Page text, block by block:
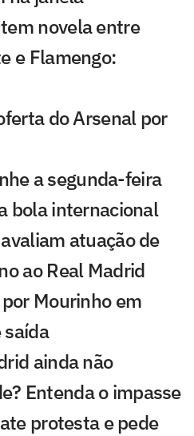
novela entre
e Flamengo:
do Arsenal por
a segunda-feira
bola internacional
atuação de
ao Real Madrid
Mourinho em
saída
ainda não
Entenda o impasse
protesta e pede